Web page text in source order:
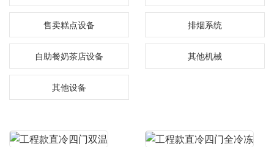
售卖糕点设备 排烟系统
自助餐奶茶店设备 其他机械
其他设备